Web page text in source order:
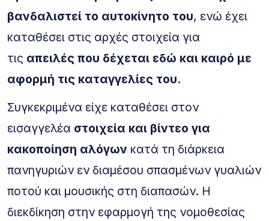
βανδαλιστεί το αυτοκίνητο του, ενώ έχει
καταθέσει στις αρχές στοιχεία για
τις απειλές που δέχεται εδώ και καιρό με
αφορμή τις καταγγελίες του.
Συγκεκριμένα είχε καταθέσει στον
εισαγγελέα στοιχεία και βίντεο για
κακοποίηση αλόγων κατά τη διάρκεια
πανηγυριών εν διαμέσου σπασμένων γυαλιών
ποτού και μουσικής στη διαπασών. Η
διεκδίκηση στην εφαρμογή της νομοθεσίας